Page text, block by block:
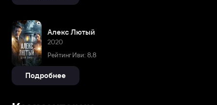
Алекс Лютый
2020
Рейтинг Иви: 8,8
Подробнее